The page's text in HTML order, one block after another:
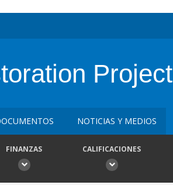
Project
NOTICIAS Y MEDIOS
FINANZAS CALIFICACIONES